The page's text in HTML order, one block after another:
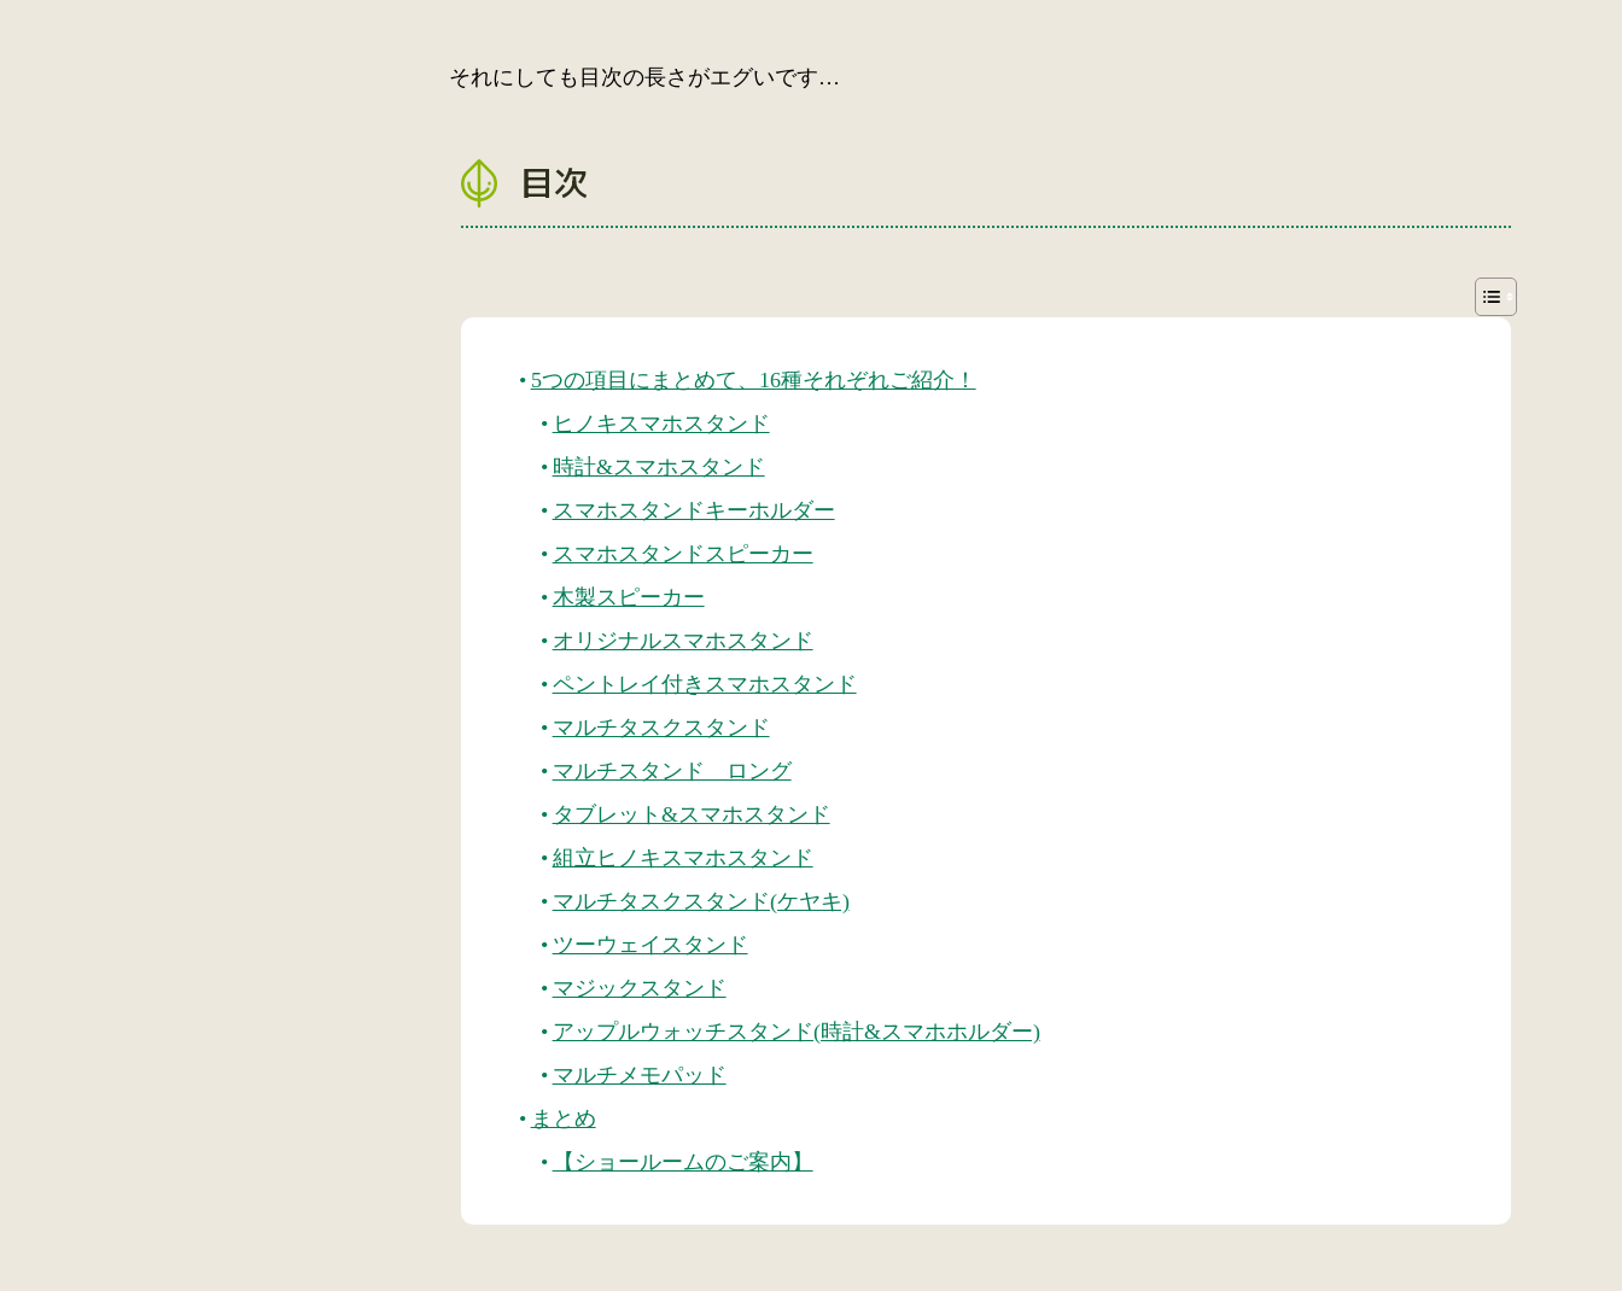
それにしても目次の長さがエグいです…
目次
5つの項目にまとめて、16種それぞれご紹介！
ヒノキスマホスタンド
時計&スマホスタンド
スマホスタンドキーホルダー
スマホスタンドスピーカー
木製スピーカー
オリジナルスマホスタンド
ペントレイ付きスマホスタンド
マルチタスクスタンド
マルチスタンド ロング
タブレット&スマホスタンド
組立ヒノキスマホスタンド
マルチタスクスタンド(ケヤキ)
ツーウェイスタンド
マジックスタンド
アップルウォッチスタンド(時計&スマホホルダー)
マルチメモパッド
まとめ
【ショールームのご案内】